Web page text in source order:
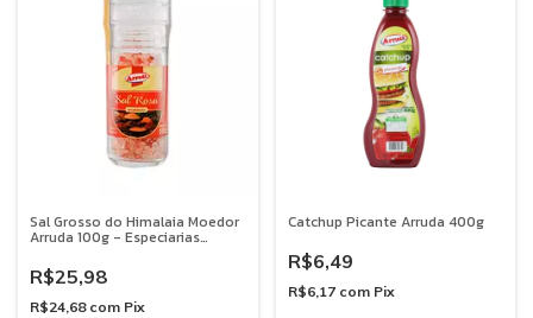
Sal Grosso do Himalaia Moedor
Arruda 100g - Especiarias
R$25,98
R$24,68 com Pix
Catchup Picante Arruda 400g
R$6,49
R$6,17 com Pix